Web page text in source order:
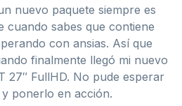
nuevo paquete siempre es
cuando sabes que contiene
con ansias. Así que
finalmente llegó mi nuevo
27″ FullHD. No pude esperar
ponerlo en acción.